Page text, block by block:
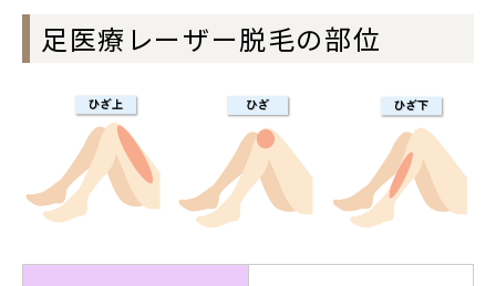
足医療レーザー脱毛の部位